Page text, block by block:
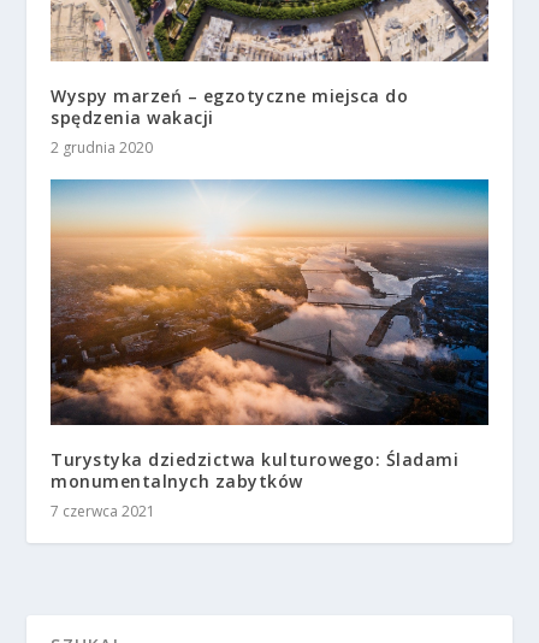
Wyspy marzeń – egzotyczne miejsca do
spędzenia wakacji
2 grudnia 2020
Turystyka dziedzictwa kulturowego: Śladami
monumentalnych zabytków
7 czerwca 2021